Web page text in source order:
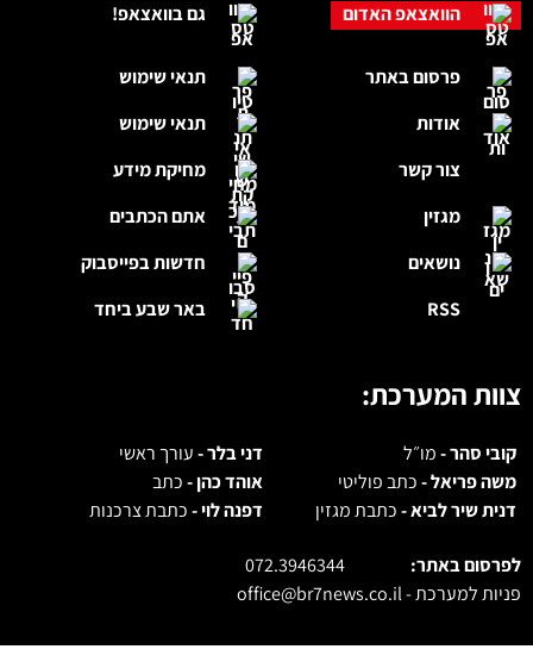
גם בוואצאפ!
תנאי שימוש
תנאי שימוש
מחיקת מידע
אתם הכתבים
חדשות בפייסבוק
באר שבע ביחד
הוואצאפ האדום
פרסום באתר
אודות
צור קשר
מגזין
נושאים
RSS
צוות המערכת:
קובי סהר -מו״ל דני בלר -עורך ראשי
משה פריאל -כתב פוליטי אוהד כהן -כתב
דנית שיר לביא -כתבת מגזין דפנה לוי -כתבת צרכנות
לפרסום באתר:
072.3946344
פניות למערכת -office@br7news.co.il